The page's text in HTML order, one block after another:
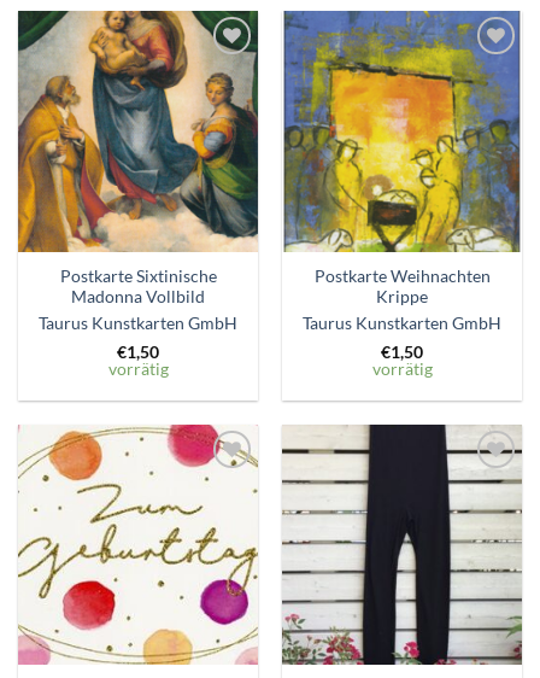
Zum
Wunschzettel
hinzufügen
Postkarte Sixtinische
Madonna Vollbild
Taurus Kunstkarten GmbH
€1,50
vorrätig
Zum
Wunschzettel
hinzufügen
Postkarte Weihnachten
Krippe
Taurus Kunstkarten GmbH
€1,50
vorrätig
Zum
Wunschzettel
hinzufügen
Zum
Wunschzettel
hinzufügen